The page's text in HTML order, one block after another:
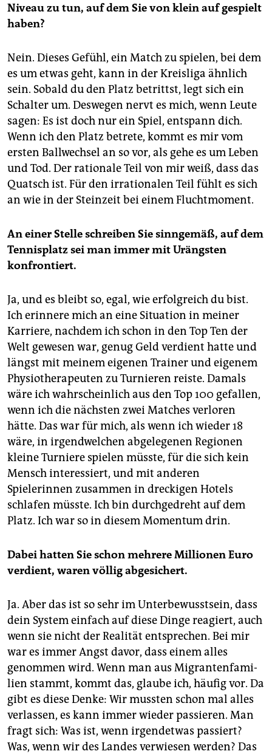
Niveau zu tun, auf dem Sie von klein auf gespielt
haben?
Nein. Dieses Gefühl, ein Match zu spielen, bei dem
es um etwas geht, kann in der Kreisliga ähnlich
sein. Sobald du den Platz betrittst, legt sich ein
Schalter um. Deswegen nervt es mich, wenn Leute
sagen: Es ist doch nur ein Spiel, entspann dich.
Wenn ich den Platz betrete, kommt es mir vom
ersten Ballwechsel an so vor, als gehe es um Leben
und Tod. Der rationale Teil von mir weiß, dass das
Quatsch ist. Für den irrationalen Teil fühlt es sich
an wie in der Steinzeit bei einem Fluchtmoment.
An einer Stelle schreiben Sie sinngemäß, auf dem
Tennisplatz sei man immer mit Urängsten
konfrontiert.
Ja, und es bleibt so, egal, wie erfolgreich du bist.
Ich erinnere mich an eine Situation in meiner
Karriere, nachdem ich schon in den Top Ten der
Welt gewesen war, genug Geld verdient hatte und
längst mit meinem eigenen Trainer und eigenem
Physiotherapeuten zu Turnieren reiste. Damals
wäre ich wahrscheinlich aus den Top 100 gefallen,
wenn ich die nächsten zwei Matches verloren
hätte. Das war für mich, als wenn ich wieder 18
wäre, in irgendwelchen abgelegenen Regionen
kleine Turniere spielen müsste, für die sich kein
Mensch interessiert, und mit anderen
Spielerinnen zusammen in dreckigen Hotels
schlafen müsste. Ich bin durchgedreht auf dem
Platz. Ich war so in diesem Momentum drin.
Dabei hatten Sie schon mehrere Mil­lio­nen Euro
verdient, waren völlig abgesichert.
Ja. Aber das ist so sehr im Unterbewusstsein, dass
dein System einfach auf diese Dinge reagiert, auch
wenn sie nicht der Realität entsprechen. Bei mir
war es immer Angst davor, dass einem alles
genommen wird. Wenn man aus Mi­gran­ten­fa­mi­
lien stammt, kommt das, glaube ich, häufig vor. Da
gibt es diese Denke: Wir mussten schon mal alles
verlassen, es kann immer wieder passieren. Man
fragt sich: Was ist, wenn irgendetwas passiert?
Was, wenn wir des Landes verwiesen werden? Das